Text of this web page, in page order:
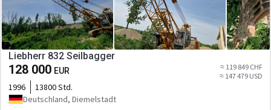
Liebherr 832 Seilbagger
128 000 EUR
≈ 119 849 CHF
≈ 147 479 USD
1996
13800 Std.
Deutschland, Diemelstadt